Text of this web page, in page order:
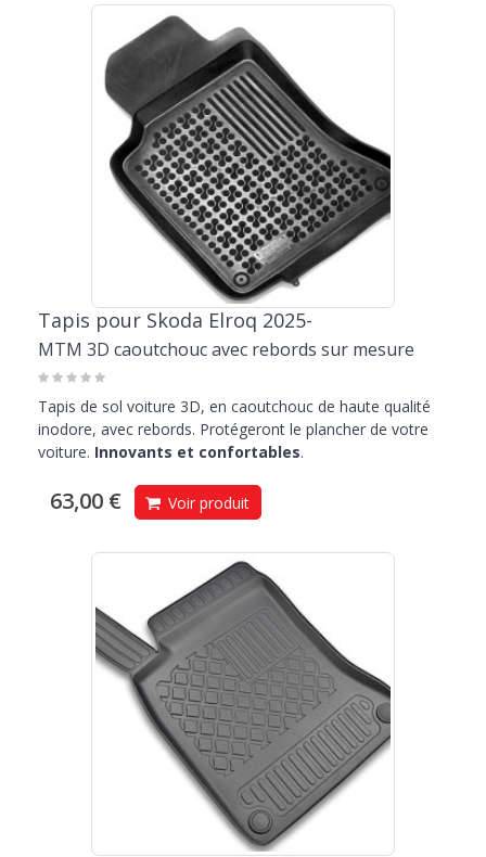
Tapis pour Skoda Elroq 2025-
MTM 3D caoutchouc avec rebords sur mesure
Tapis de sol voiture 3D, en caoutchouc de haute qualité
inodore, avec rebords. Protégeront le plancher de votre
voiture. Innovants et confortables.
63,00 € Voir produit